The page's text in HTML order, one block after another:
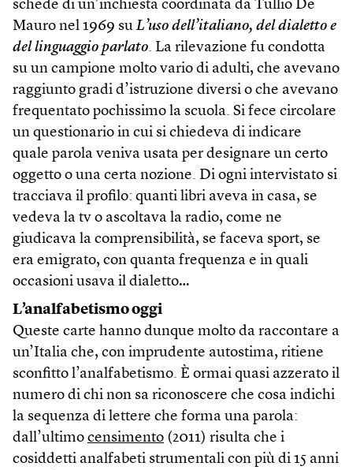
schede di un’inchiesta coordinata da Tullio De
Mauro nel 1969 su L’uso dell’italiano, del dialetto e
del linguaggio parlato. La rilevazione fu condotta
su un campione molto vario di adulti, che avevano
raggiunto gradi d’istruzione diversi o che avevano
frequentato pochissimo la scuola. Si fece circolare
un questionario in cui si chiedeva di indicare
quale parola veniva usata per designare un certo
oggetto o una certa nozione. Di ogni intervistato si
tracciava il profilo: quanti libri aveva in casa, se
vedeva la tv o ascoltava la radio, come ne
giudicava la comprensibilità, se faceva sport, se
era emigrato, con quanta frequenza e in quali
occasioni usava il dialetto…
L’analfabetismo oggi
Queste carte hanno dunque molto da raccontare a
un’Italia che, con imprudente autostima, ritiene
sconfitto l’analfabetismo. È ormai quasi azzerato il
numero di chi non sa riconoscere che cosa indichi
la sequenza di lettere che forma una parola:
dall’ultimo censimento (2011) risulta che i
cosiddetti analfabeti strumentali con più di 15 anni